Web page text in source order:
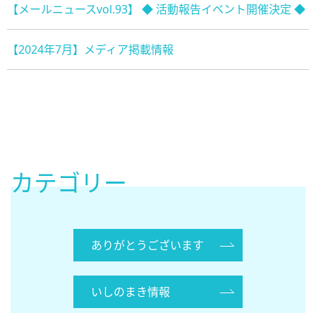
【メールニュースvol.93】 ◆ 活動報告イベント開催決定 ◆
【2024年7月】メディア掲載情報
カテゴリー
ありがとうございます
いしのまき情報